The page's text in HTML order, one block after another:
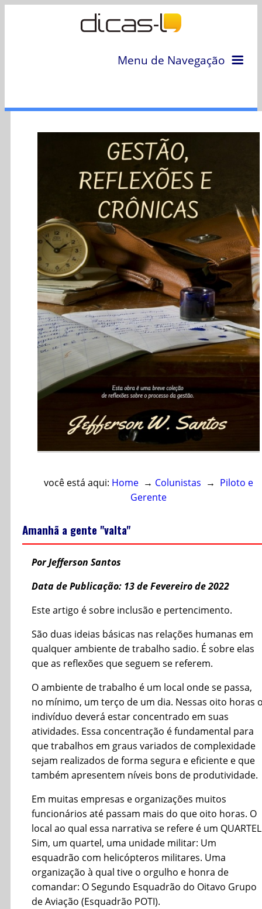
Menu de Navegação
Arquivo
Colunas
Colaboradores
Cursos
Enviar Dica
F.A.Q
Cadastro
Contato
RSS
você está aqui: Home → Colunistas → Piloto e
Gerente
Amanhã a gente "valta"
Por Jefferson Santos
Data de Publicação: 13 de Fevereiro de 2022
Este artigo é sobre inclusão e pertencimento.
São duas ideias básicas nas relações humanas em
qualquer ambiente de trabalho sadio. É sobre elas
que as reflexões que seguem se referem.
O ambiente de trabalho é um local onde se passa,
no mínimo, um terço de um dia. Nessas oito horas
indivíduo deverá estar concentrado em suas
atividades. Essa concentração é fundamental para
que trabalhos em graus variados de complexidade
sejam realizados de forma segura e eficiente e que
também apresentem níveis bons de produtividade.
Em muitas empresas e organizações muitos
funcionários até passam mais do que oito horas. O
local ao qual essa narrativa se refere é um
Sim, um quartel, uma unidade militar: Um
esquadrão com helicópteros militares. Uma
organização à qual tive o orgulho e honra de
comandar: O Segundo Esquadrão do Oitavo Grupo
de Aviação (Esquadrão POTI).